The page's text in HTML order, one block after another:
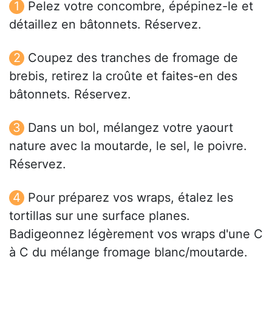
Pelez votre concombre, épépinez-le et
détaillez en bâtonnets. Réservez.
Coupez des tranches de fromage de
brebis, retirez la croûte et faites-en des
bâtonnets. Réservez.
Dans un bol, mélangez votre yaourt
nature avec la moutarde, le sel, le poivre.
Réservez.
Pour préparez vos wraps, étalez les
tortillas sur une surface planes.
Badigeonnez légèrement vos wraps d'une C
à C du mélange fromage blanc/moutarde.